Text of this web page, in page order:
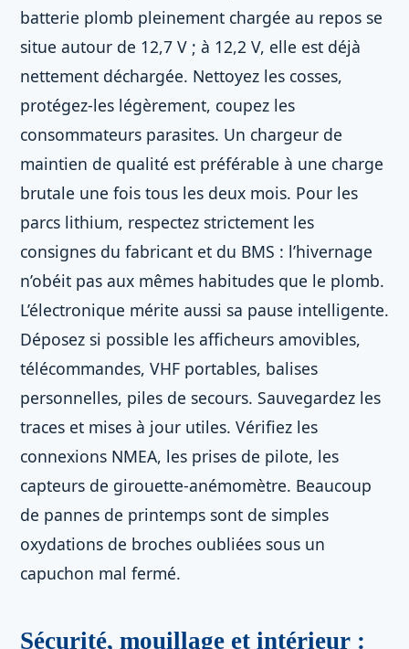
batterie plomb pleinement chargée au repos se
situe autour de 12,7 V ; à 12,2 V, elle est déjà
nettement déchargée. Nettoyez les cosses,
protégez-les légèrement, coupez les
consommateurs parasites. Un chargeur de
maintien de qualité est préférable à une charge
brutale une fois tous les deux mois. Pour les
parcs lithium, respectez strictement les
consignes du fabricant et du BMS : l’hivernage
n’obéit pas aux mêmes habitudes que le plomb.
L’électronique mérite aussi sa pause intelligente.
Déposez si possible les afficheurs amovibles,
télécommandes, VHF portables, balises
personnelles, piles de secours. Sauvegardez les
traces et mises à jour utiles. Vérifiez les
connexions NMEA, les prises de pilote, les
capteurs de girouette-anémomètre. Beaucoup
de pannes de printemps sont de simples
oxydations de broches oubliées sous un
capuchon mal fermé.
Sécurité, mouillage et intérieur :